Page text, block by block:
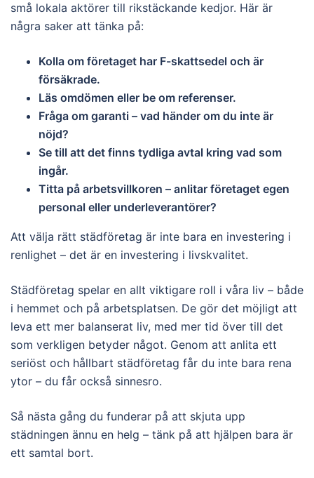
små lokala aktörer till rikstäckande kedjor. Här är
några saker att tänka på:
Kolla om företaget har F-skattsedel och är
försäkrade.
Läs omdömen eller be om referenser.
Fråga om garanti – vad händer om du inte är
nöjd?
Se till att det finns tydliga avtal kring vad som
ingår.
Titta på arbetsvillkoren – anlitar företaget egen
personal eller underleverantörer?
Att välja rätt städföretag är inte bara en investering i
renlighet – det är en investering i livskvalitet.
Städföretag spelar en allt viktigare roll i våra liv – både
i hemmet och på arbetsplatsen. De gör det möjligt att
leva ett mer balanserat liv, med mer tid över till det
som verkligen betyder något. Genom att anlita ett
seriöst och hållbart städföretag får du inte bara rena
ytor – du får också sinnesro.
Så nästa gång du funderar på att skjuta upp
städningen ännu en helg – tänk på att hjälpen bara är
ett samtal bort.